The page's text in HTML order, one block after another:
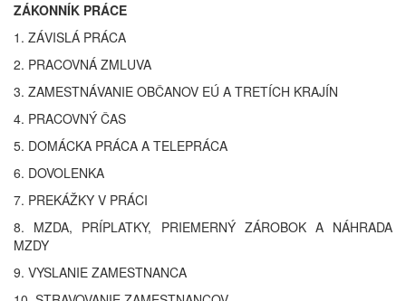
ZÁKONNÍK PRÁCE
1. ZÁVISLÁ PRÁCA
2. PRACOVNÁ ZMLUVA
3. ZAMESTNÁVANIE OBČANOV EÚ A TRETÍCH KRAJÍN
4. PRACOVNÝ ČAS
5. DOMÁCKA PRÁCA A TELEPRÁCA
6. DOVOLENKA
7. PREKÁŽKY V PRÁCI
8. MZDA, PRÍPLATKY, PRIEMERNÝ ZÁROBOK A NÁHRADA
MZDY
9. VYSLANIE ZAMESTNANCA